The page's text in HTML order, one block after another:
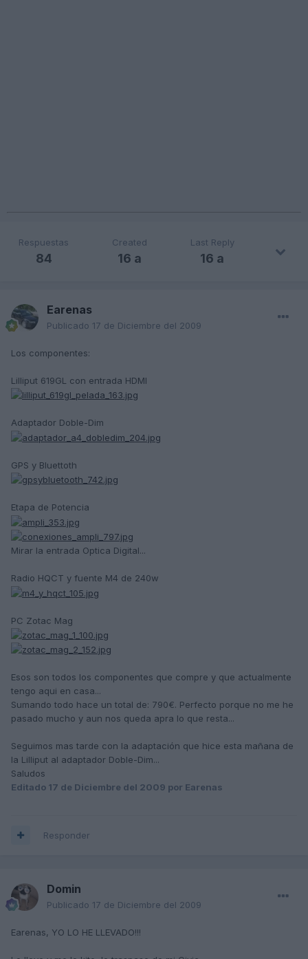
Respuestas
84
Created
16 a
Last Reply
16 a
Earenas
Publicado 17 de Diciembre del 2009
Los componentes:
Lilliput 619GL con entrada HDMI
Adaptador Doble-Dim
GPS y Bluettoth
Etapa de Potencia
Mirar la entrada Optica Digital...
Radio HQCT y fuente M4 de 240w
PC Zotac Mag
Esos son todos los componentes que compre y que actualmente
tengo aqui en casa...
Sumando todo hace un total de: 790€. Perfecto porque no me he
pasado mucho y aun nos queda apra lo que resta...
Seguimos mas tarde con la adaptación que hice esta mañana de
la Lilliput al adaptador Doble-Dim...
Saludos
Editado 17 de Diciembre del 2009 por Earenas
Responder
Domin
Publicado 17 de Diciembre del 2009
Earenas, YO LO HE LLEVADO!!!